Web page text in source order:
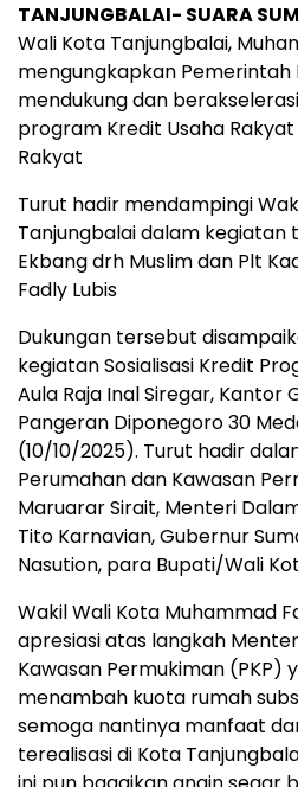
TANJUNGBALAI- SUARA
Wali Kota Tanjungbalai,
mengungkapkan Pemerintah
mendukung dan
program Kredit Usaha
Rakyat
Turut hadir mendampingi
Tanjungbalai dalam kegiatan
Ekbang drh Muslim dan Plt
Fadly Lubis
Dukungan tersebut
kegiatan Sosialisasi Kredit
Aula Raja Inal Siregar, Kantor
Pangeran Diponegoro 30
(10/10/2025). Turut hadir
Perumahan dan Kawasan
Maruarar Sirait, Menteri
Tito Karnavian, Gubernur
Nasution, para Bupati/Wali
Wakil Wali Kota Muhammad
apresiasi atas langkah
Kawasan Permukiman (PKP)
menambah kuota rumah
semoga nantinya manfaat
terealisasi di Kota